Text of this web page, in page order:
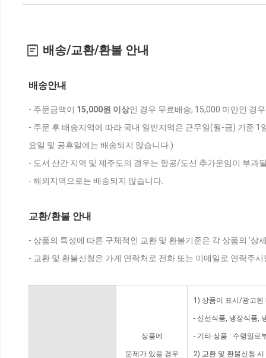
배송/교환/환불 안내
배송안내
- 주문금액이 15,000원 이상인 경우 무료배송, 15,000 미만인 경
- 주문 후 배송지역에 따라 국내 일반지역은 근무일(월-금) 기준
요일 및 공휴일에는 배송되지 않습니다.)
- 도서 산간 지역 및 제주도의 경우는 항공/도선 추가운임이 부과
- 해외지역으로는 배송되지 않습니다.
교환/환불 안내
- 상품의 특성에 따른 구체적인 교환 및 환불기준은 각 상품의 '상
- 교환 및 환불신청은 가게 연락처로 전화 또는 이메일로 연락주
상품에
문제가 있을 경우
1) 상품이 표시/광고된
- 신선식품, 냉장식품,
- 기타 상품 : 수령일로
2) 교환 및 환불신청